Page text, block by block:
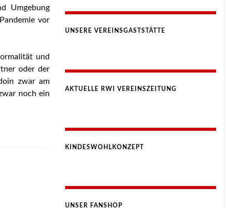
Umgebung
vor
und
oder der
zwar am
noch ein
UNSERE VEREINSGASTSTÄTTE
AKTUELLE RWI VEREINSZEITUNG
KINDESWOHLKONZEPT
UNSER FANSHOP